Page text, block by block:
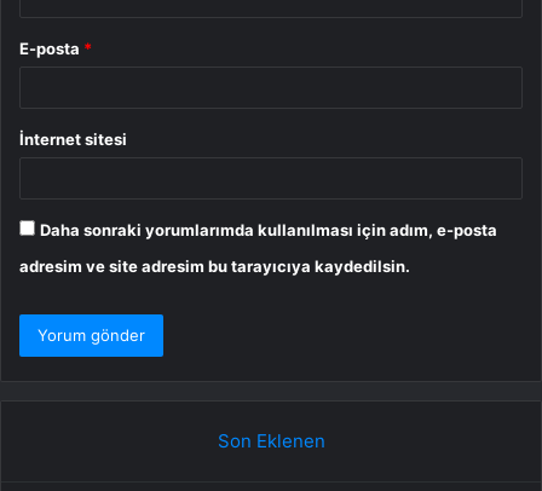
E-posta *
İnternet sitesi
Daha sonraki yorumlarımda kullanılması için adım, e-posta
adresim ve site adresim bu tarayıcıya kaydedilsin.
Son Eklenen